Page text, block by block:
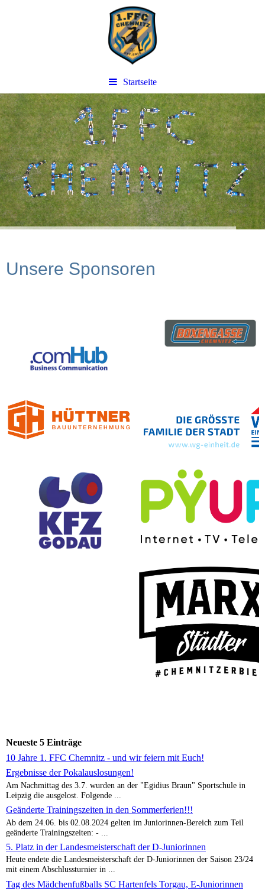
Startseite
Unsere Sponsoren
Neueste 5 Einträge
10 Jahre 1. FFC Chemnitz - und wir feiern mit Euch!
Ergebnisse der Pokalauslosungen!
Am Nachmittag des 3.7. wurden an der "Egidius Braun" Sportschule in
Leipzig die ausgelost. Folgende ...
Geänderte Trainingszeiten in den Sommerferien!!!
Ab dem 24.06. bis 02.08.2024 gelten im Juniorinnen-Bereich zum Teil
geänderte Trainingszeiten: - ...
5. Platz in der Landesmeisterschaft der D-Juniorinnen
Heute endete die Landesmeisterschaft der D-Juniorinnen der Saison 23/24
mit einem Abschlussturnier in ...
Tag des Mädchenfußballs SC Hartenfels Torgau, E-Juniorinnen